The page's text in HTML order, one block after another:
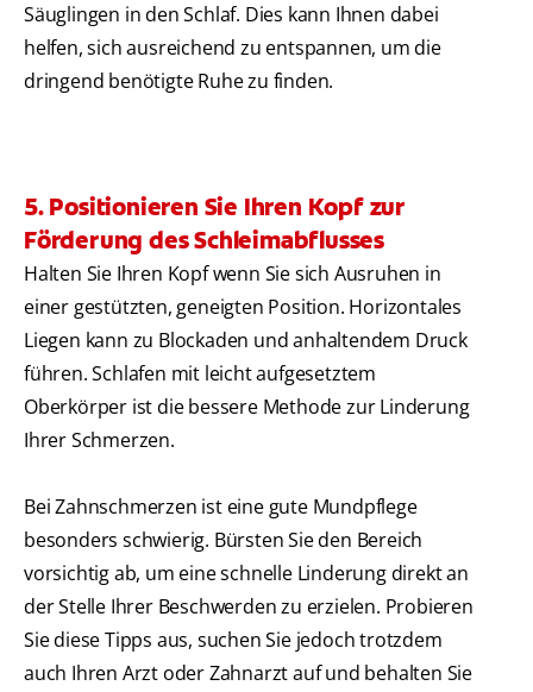
Säuglingen in den Schlaf. Dies kann Ihnen dabei
helfen, sich ausreichend zu entspannen, um die
dringend benötigte Ruhe zu finden.
5. Positionieren Sie Ihren Kopf zur
Förderung des Schleimabflusses
Halten Sie Ihren Kopf wenn Sie sich Ausruhen in
einer gestützten, geneigten Position. Horizontales
Liegen kann zu Blockaden und anhaltendem Druck
führen. Schlafen mit leicht aufgesetztem
Oberkörper ist die bessere Methode zur Linderung
Ihrer Schmerzen.
Bei Zahnschmerzen ist eine gute Mundpflege
besonders schwierig. Bürsten Sie den Bereich
vorsichtig ab, um eine schnelle Linderung direkt an
der Stelle Ihrer Beschwerden zu erzielen. Probieren
Sie diese Tipps aus, suchen Sie jedoch trotzdem
auch Ihren Arzt oder Zahnarzt auf und behalten Sie